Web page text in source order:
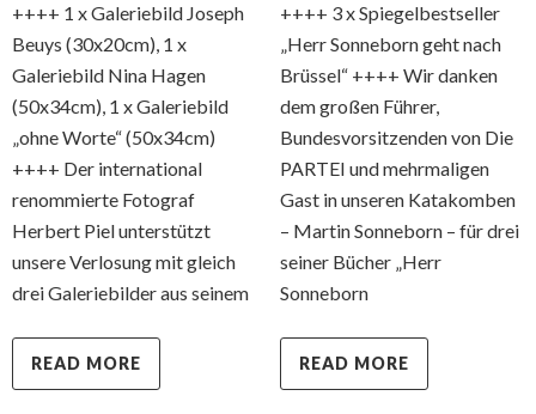
++++ 1 x Galeriebild Joseph
Beuys (30x20cm), 1 x
Galeriebild Nina Hagen
(50x34cm), 1 x Galeriebild
„ohne Worte“ (50x34cm)
++++ Der international
renommierte Fotograf
Herbert Piel unterstützt
unsere Verlosung mit gleich
drei Galeriebilder aus seinem
READ MORE
++++ 3 x Spiegelbestseller
„Herr Sonneborn geht nach
Brüssel“ ++++ Wir danken
dem großen Führer,
Bundesvorsitzenden von Die
PARTEI und mehrmaligen
Gast in unseren Katakomben
– Martin Sonneborn – für drei
seiner Bücher „Herr
Sonneborn
READ MORE